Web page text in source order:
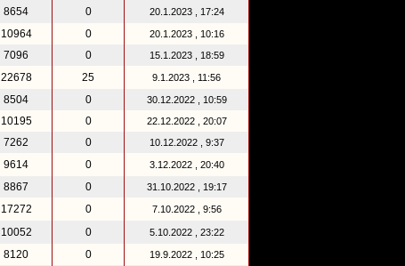
8654 0 20.1.2023 , 17:24
10964 0 20.1.2023 , 10:16
7096 0 15.1.2023 , 18:59
22678 25 9.1.2023 , 11:56
8504 0 30.12.2022 , 10:59
10195 0 22.12.2022 , 20:07
7262 0 10.12.2022 , 9:37
9614 0 3.12.2022 , 20:40
8867 0 31.10.2022 , 19:17
17272 0 7.10.2022 , 9:56
10052 0 5.10.2022 , 23:22
8120 0 19.9.2022 , 10:25